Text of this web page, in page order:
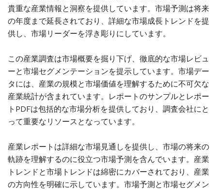
貴重な産業情報と洞察を提供しています。市場予測は将来
の年度まで延長されており、詳細な市場成長トレンドを提
供し、市場リーダーを浮き彫りにしています。
この産業調査は市場概要を掘り下げ、徹底的な市場レビュ
ーと市場セグメンテーションを提示しています。市場デー
タには、産業の規模と市場価値を理解するために不可欠な
産業統計が含まれています。レポートのサンプルとレポー
トPDFは包括的な市場分析を提供しており、調査会社にと
って重要なリソースとなっています。
産業レポートは詳細な市場見通しを提供し、市場の将来の
軌跡を理解するのに役立つ市場予測を含んでいます。産業
トレンドと市場トレンドは綿密にカバーされており、産業
の方向性を明確に示しています。市場予測と市場セグメン